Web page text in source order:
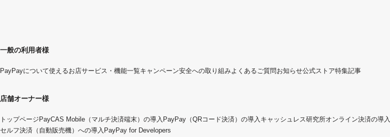
一般の利用者様
PayPayについて使えるお店サービス・機能一覧キャンペーン安全への取り組みよくあるご質問お知らせ公式ストア特集記事
店舗オーナー様
トップページ PayCAS Mobile（マルチ決済端末）の導入 PayPay（QRコード決済）の導入 キャッシュレス研究所オンライン決済の導入
セルフ決済（自動販売機）への導入 PayPay for Developers